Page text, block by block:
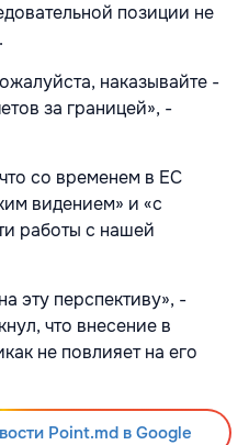
позиции не
наказывайте -
за границей», -
со временем в ЕС
видением» и «с
работы с нашей
эту перспективу», -
что внесение в
не повлияет на его
Point.md в Google